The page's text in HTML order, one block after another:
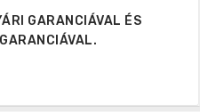
GARANCIÁVAL ÉS